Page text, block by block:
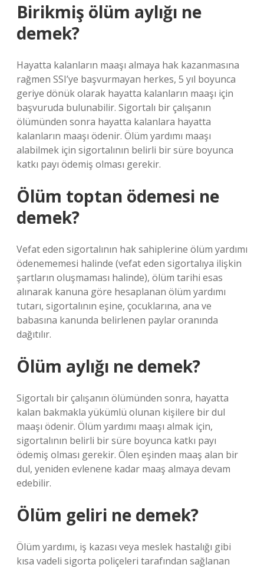
Birikmiş ölüm aylığı ne
demek?
Hayatta kalanların maaşı almaya hak kazanmasına
rağmen SSI’ye başvurmayan herkes, 5 yıl boyunca
geriye dönük olarak hayatta kalanların maaşı için
başvuruda bulunabilir. Sigortalı bir çalışanın
ölümünden sonra hayatta kalanlara hayatta
kalanların maaşı ödenir. Ölüm yardımı maaşı
alabilmek için sigortalının belirli bir süre boyunca
katkı payı ödemiş olması gerekir.
Ölüm toptan ödemesi ne
demek?
Vefat eden sigortalının hak sahiplerine ölüm yardımı
ödenememesi halinde (vefat eden sigortalıya ilişkin
şartların oluşmaması halinde), ölüm tarihi esas
alınarak kanuna göre hesaplanan ölüm yardımı
tutarı, sigortalının eşine, çocuklarına, ana ve
babasına kanunda belirlenen paylar oranında
dağıtılır.
Ölüm aylığı ne demek?
Sigortalı bir çalışanın ölümünden sonra, hayatta
kalan bakmakla yükümlü olunan kişilere bir dul
maaşı ödenir. Ölüm yardımı maaşı almak için,
sigortalının belirli bir süre boyunca katkı payı
ödemiş olması gerekir. Ölen eşinden maaş alan bir
dul, yeniden evlenene kadar maaş almaya devam
edebilir.
Ölüm geliri ne demek?
Ölüm yardımı, iş kazası veya meslek hastalığı gibi
kısa vadeli sigorta poliçeleri tarafından sağlanan